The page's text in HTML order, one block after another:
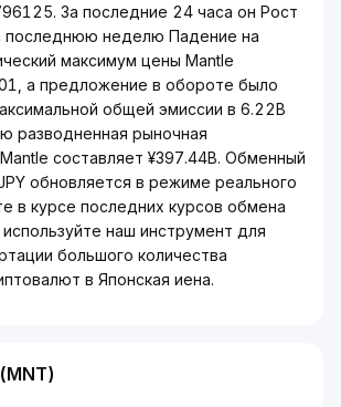
За последние 24 часа он Рост
последнюю неделю Падение на
максимум цены Mantle
а предложение в обороте было
общей эмиссии в 6.22B
разводненная рыночная
составляет ¥397.44B. Обменный
обновляется в режиме реального
в курсе последних курсов обмена
используйте наш инструмент для
большого количества
в Японская иена.